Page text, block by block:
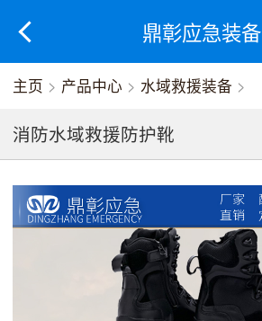
鼎彰应急装备
主页 > 产品中心 > 水域救援装备 >
消防水域救援防护靴